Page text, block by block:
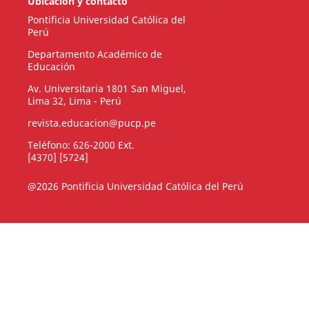
Pontificia Universidad Católica del
Perú
Departamento Académico de
Educación
Av. Universitaria 1801 San Miguel,
Lima 32, Lima - Perú
revista.educacion@pucp.pe
Teléfono: 626-2000 Ext.
[4370] [5724]
@2026 Pontificia Universidad Católica del Perú